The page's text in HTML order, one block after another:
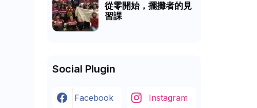
從零開始，擺攤者的見
習課
Social Plugin
Facebook Instagram